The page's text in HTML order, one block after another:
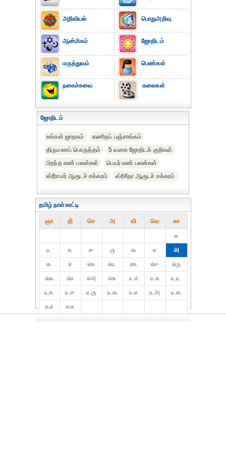
அறிவியல்
ஆன்மிகம்
மருத்துவம்
நகைச்சுவை
பொதுஅறிவு
ஜோதிடம்
பெண்கள்
கலைகள்
ஜோதிடம்
உங்கள் ஜாதகம்
கணிதப் பஞ்சாங்கம்
திருமணப் பொருத்தம்
5 வகை ஜோதிடக் குறிகள்
பிறந்த எண் பலன்கள்
பெயர் எண் பலன்கள்
ஸ்ரீராமர் ஆரூடச் சக்கரம்
ஸ்ரீசீதா ஆரூடச் சக்கரம்
தமிழ் நாள்காட்டி
ஞா தி் செ அ வி வெ கா
௧
௨
௩ ௪ ௫ ௬ ௭
௮
௯
௰ ௰௧ ௰௨ ௰௩ ௰௪
௰௫
௰௬
௰௭ ௰௮ ௰௯ ௨௰ ௨௧
௨௨
௨௩
௨௪ ௨௫ ௨௬ ௨௭ ௨௮
௨௯
௩௰
௩௧